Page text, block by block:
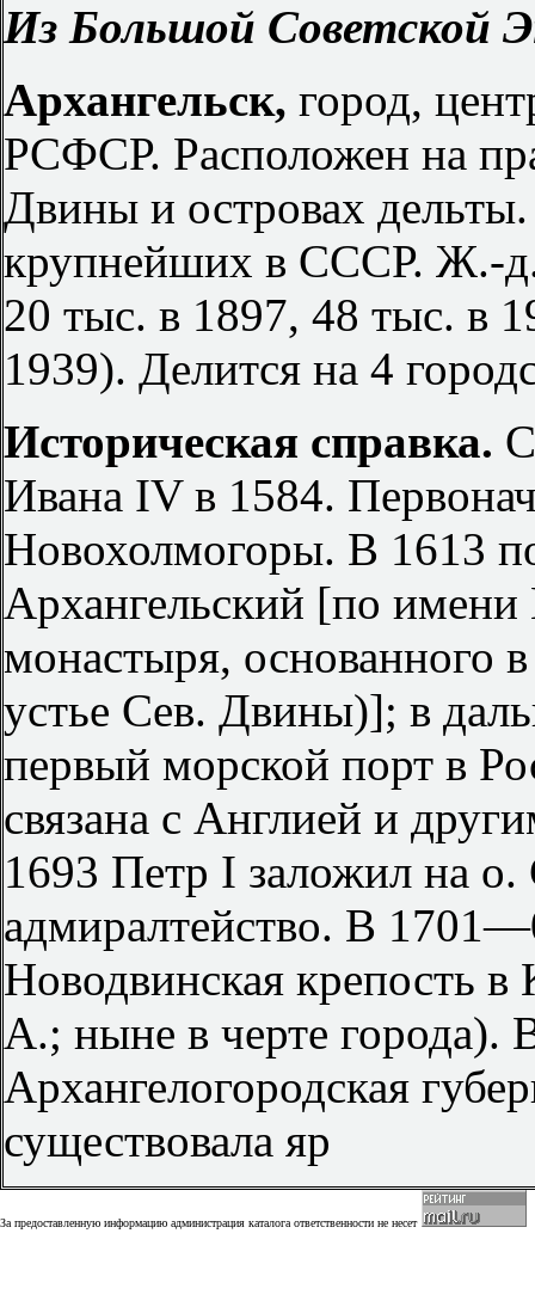
Из Большой Советской
Архангельск, город,
РСФСР. Расположен на
Двины и островах
крупнейших в СССР. Ж.-д.
20 тыс. в 1897, 48 тыс. в
1939). Делится на 4
Историческая справка.
Ивана IV в 1584.
Новохолмогоры. В 1613
Архангельский [по
монастыря, основанного
устье Сев. Двины)]; в
первый морской порт в
связана с Англией и
1693 Петр I заложил на
адмиралтейство. В
Новодвинская крепость
А.; ныне в черте города).
Архангелогородская
существовала яр
За предоставленную информацию администрация каталога ответственности не несет